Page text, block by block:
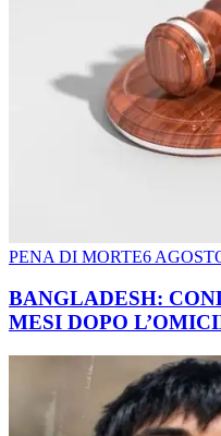
PENA DI MORTE6
BANGLADESH:
MESI DOPO